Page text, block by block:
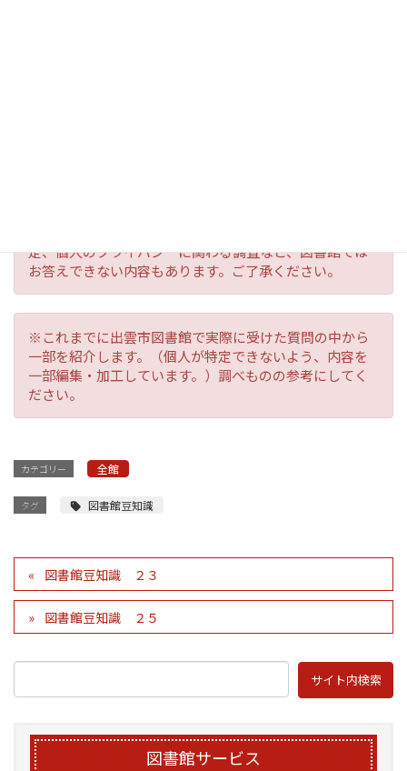
定、個人のプライバシーに関わる調査など、図書館では
お答えできない内容もあります。ご了承ください。
※これまでに出雲市図書館で実際に受けた質問の中から
一部を紹介します。（個人が特定できないよう、内容を
一部編集・加工しています。）調べものの参考にしてく
ださい。
カテゴリー 全館
タグ 図書館豆知識
図書館豆知識 ２３
図書館豆知識 ２５
図書館サービス